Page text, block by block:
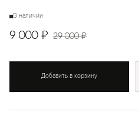
В наличии
9 000 ₽ 29 000 ₽
Добавить в корзину